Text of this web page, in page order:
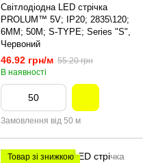
Світлодіодна LED стрічка
PROLUM™ 5V; IP20; 2835\120;
6ММ; 50M; S-TYPE; Series "S",
Червоний
46.92 грн/м 55.20 грн
В наявності
Замовлення від 50 м
Товар зі знижкою